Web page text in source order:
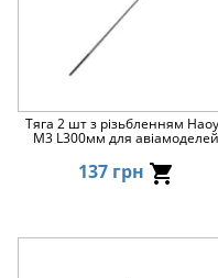
Тяга 2 шт з різьбленням
M3 L300мм для авіамоделей
137 грн